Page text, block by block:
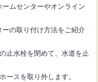
ムセンターやオンライン
の取り付け方法をご紹介
止水栓を閉めて、水道を止
ースを取り外します。